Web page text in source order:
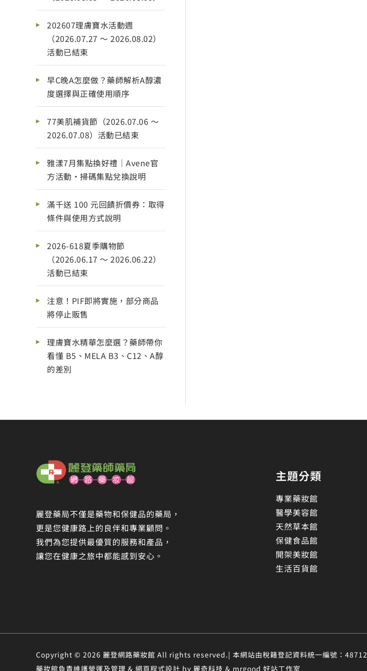
202607理膚寶水活動週
（2026.07.27 ～ 2026.08.02）
活動已結束
早C晚A怎麼做？藥師解析A醇濃
度選擇與正確使用順序
77美肌補貨節（2026.07.06 ～
2026.07.08）活動已結束
雅漾7月集點換好禮｜Avene官
方活動・掃碼集點兌換說明
滿千送 100 元回饋折價券：取得
條件與使用方式說明
2026-618夏季購物節
（2026.06.17 ～ 2026.06.22）
活動已結束
注意！PIF即將實施，部分商品
將停止販售
理膚寶水精華怎麼選？藥師帶你
看懂 B5、MELA B3、C12、A醇
的差別
麗登藥局不僅是藥物和保健品的藥局，
更是您健康路上的良伴和專業顧問。
我們為您提供最優質的服務和產品，
讓您在健康之旅中都能感到安心。
主題分類
專業藥妝館
醫學美容館
天然草本館
保健食品館
開架美妝館
生活百貨館
Copyright © 2026 麗登網路藥妝館 All rights reserved.| 本網站由稅籍登記資料統一編號：
藥妝館負責維護營運及管理 & 網頁程式設計 by 麗奇科技 & mrgood 好站工作室